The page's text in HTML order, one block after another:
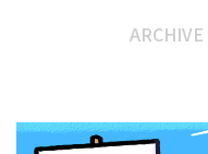
ARCHIVE